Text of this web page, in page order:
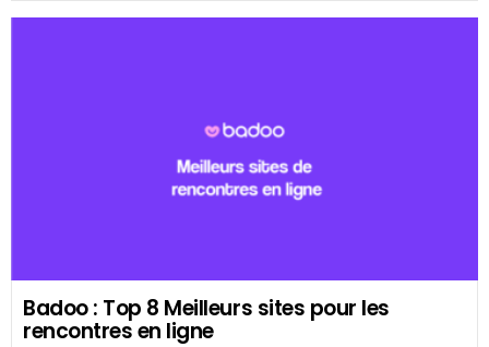
Badoo : Top 8 Meilleurs sites pour les
rencontres en ligne